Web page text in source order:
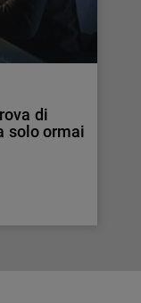
di
solo ormai